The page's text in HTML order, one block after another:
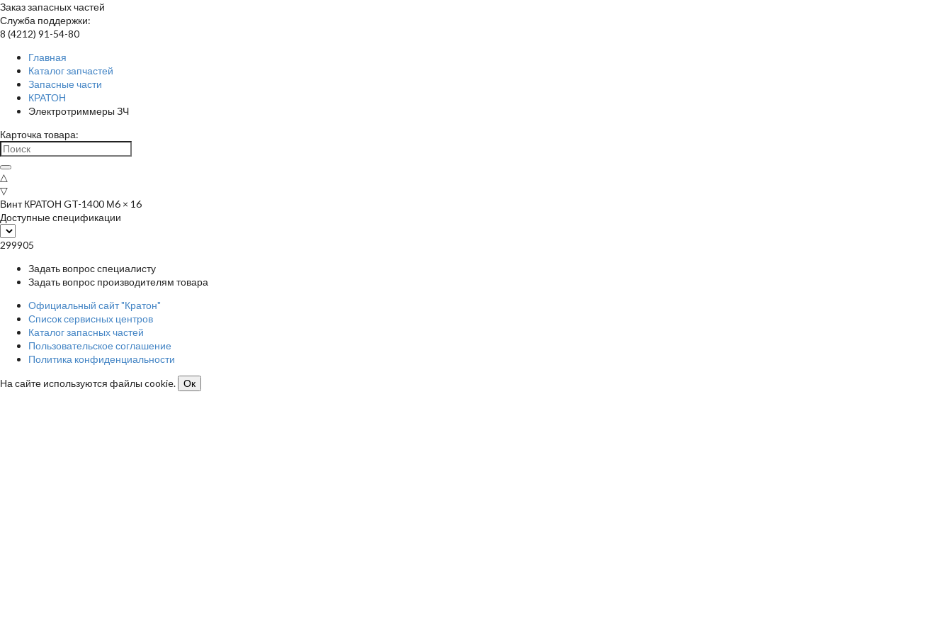
Заказ запасных частей
Служба поддержки:
8 (4212) 91-54-80
Главная
Каталог запчастей
Запасные части
КРАТОН
Электротриммеры ЗЧ
Карточка товара:
△
▽
Винт КРАТОН GT-1400 М6 × 16
Доступные спецификации
299905
Задать вопрос специалисту
Задать вопрос производителям товара
Официальный сайт "Кратон"
Список сервисных центров
Каталог запасных частей
Пользовательское соглашение
Политика конфиденциальности
На сайте используются файлы cookie.
Ок